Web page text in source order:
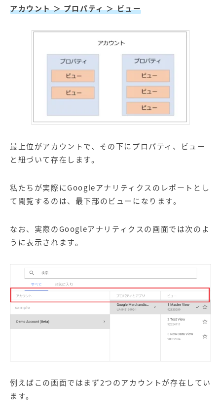
アカウント ＞ プロパティ ＞ ビュー
最上位がアカウントで、その下にプロパティ、ビュー
と紐づいて存在します。
私たちが実際にGoogleアナリティクスのレポートとし
て閲覧するのは、最下部のビューになります。
なお、実際のGoogleアナリティクスの画面では次のよ
うに表示されます。
例えばこの画面ではまず2つのアカウントが存在してい
ます。